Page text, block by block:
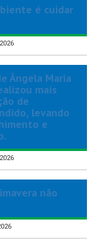
é cuidar
Ângela Maria
mais
de
levando
e
não